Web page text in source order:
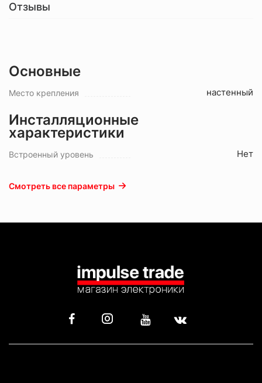
Отзывы
Основные
Место крепления настенный
Инсталляционные
характеристики
Встроенный уровень Нет
Смотреть все параметры